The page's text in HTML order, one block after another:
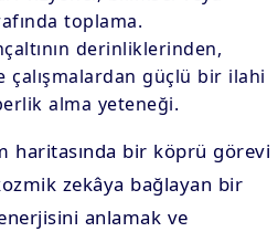
toplama.
derinliklerinden,
çalışmalardan güçlü bir ilahi
alma yeteneği.
haritasında bir köprü görevi
zekâya bağlayan bir
anlamak ve